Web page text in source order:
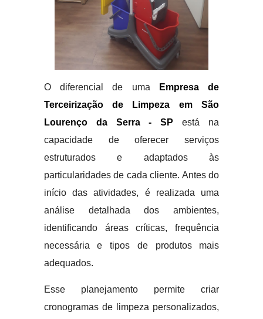
O diferencial de uma
Empresa de
Terceirização de Limpeza em São
Lourenço da Serra - SP está na
capacidade de oferecer serviços
estruturados e adaptados às
particularidades de cada cliente. Antes do
início das atividades, é realizada uma
análise detalhada dos ambientes,
identificando áreas críticas, frequência
necessária e tipos de produtos mais
adequados.
Esse planejamento permite criar
cronogramas de limpeza personalizados,